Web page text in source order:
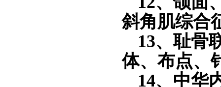
斜角肌综合
13、耻骨
体、布点、
14、中华